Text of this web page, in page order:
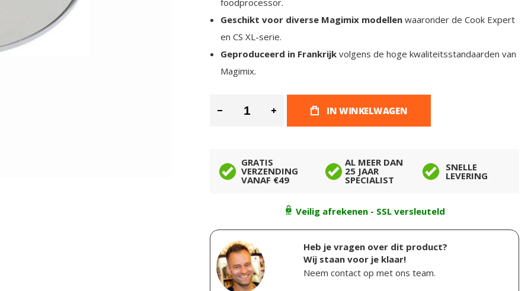
foodprocessor.
Geschikt voor diverse Magimix modellen waaronder de Cook Expert
en CS XL-serie.
Geproduceerd in Frankrijk volgens de hoge kwaliteitsstandaarden van
Magimix.
IN WINKELWAGEN
GRATIS
VERZENDING
VANAF €49
AL MEER DAN
25 JAAR
SPECIALIST
SNELLE
LEVERING
Veilig afrekenen - SSL versleuteld
Heb je vragen over dit product?
Wij staan voor je klaar!
Neem contact op met ons team.